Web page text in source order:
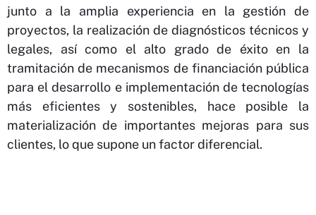
junto a la amplia experiencia en la gestión de
proyectos, la realización de diagnósticos técnicos y
legales, así como el alto grado de éxito en la
tramitación de mecanismos de financiación pública
para el desarrollo e implementación de tecnologías
más eficientes y sostenibles, hace posible la
materialización de importantes mejoras para sus
clientes, lo que supone un factor diferencial.